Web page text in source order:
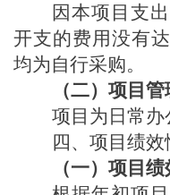
因本项目支
开支的费用没有
均为自行采购。
（二）项目
项目为日常办
四、项目绩效
（一）项目